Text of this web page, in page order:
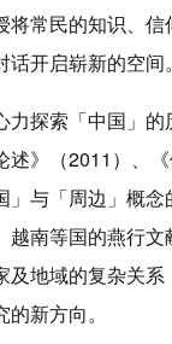
将常民的知识、
开启崭新的空间。
探索「中国」
述》（2011）、
与「周边」概
越南等国的燕行
及地域的复杂关
新方向。